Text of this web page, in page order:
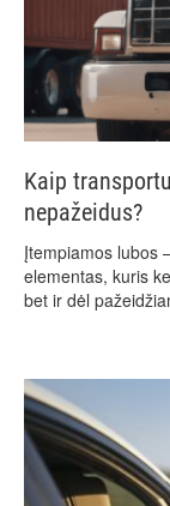
Kaip
nepažeidus?
Įtempiamos lubos
elementas, kuris
bet ir dėl